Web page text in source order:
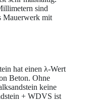
sind
Mauerwerk mit
hat einen λ-Wert
Beton. Ohne
keine
+ WDVS ist